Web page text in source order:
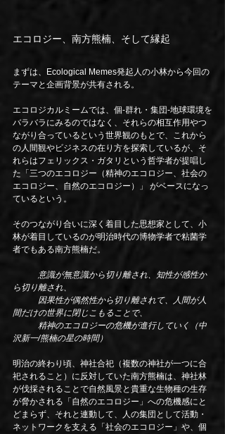
エコロジー、南方熊楠、そして縁起
まずは、Ecological Memes発起人の小林から今回の
テーマと企画背景が共有される。
エコロジカルミームでは、個-群れ・集団-地球環境を
バラバラにみるのではなく、それらの相互作用やつ
ながり合っているという世界観のもとで、これから
の人間観やビジネスの在り方を探索しているが、そ
れらはフェリックス・ガタリという哲学者が提唱し
た「三つのエコロジー（精神のエコロジー、社会の
エコロジー、自然のエコロジー）」 がベースになっ
ているという。
そのつながり合いに深く着目した思想家として、小
林が着目しているのが明治時代の博物学者で粘菌学
者でもある南方熊楠だ。
意識が無意識から切り離され、知性が感性か
ら切り離され、
因果性が偶然性から切り離されて、人間が人
間だけの世界に閉じこもることで、
精神のエコロジーの危機が進行していく（中
沢新一/熊楠の星の時間）
明治の終わり頃、神社合祀（複数の神社が一つに合
祀されること）に反対していた南方熊楠は、神社林
が伐採されることで自然風景と貴重な生物種の生存
が脅かされる「自然のエコロジー」への危機感にと
どまらず、それと連動して、人の集団として活動・
ネットワークを支える「社会のエコロジー」や、個